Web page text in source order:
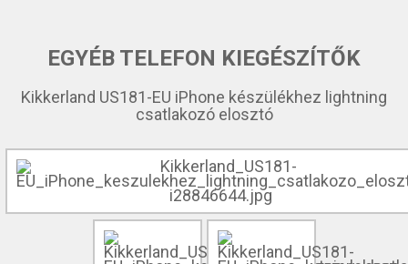
EGYÉB TELEFON KIEGÉSZÍTŐK
Kikkerland US181-EU iPhone készülékhez lightning
csatlakozó elosztó